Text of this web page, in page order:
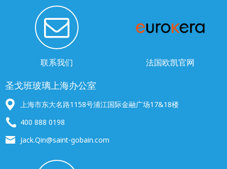
联系我们 法国欧凯官网
圣戈班玻璃上海办公室
上海市东大名路1158号浦江国际金融广场17&18楼
400 888 0198
Jack.Qin@saint-gobain.com